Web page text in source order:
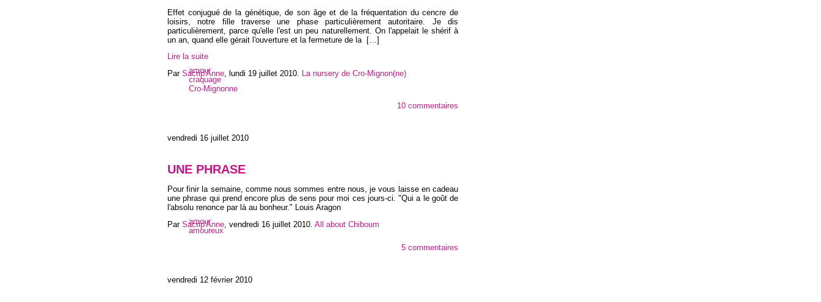
Effet conjugué de la génétique, de son âge et de la fréquentation du cencre de
loisirs, notre fille traverse une phase particulièrement autoritaire. Je dis
particulièrement, parce qu'elle l'est un peu naturellement. On l'appelait le shérif à
un an, quand elle gérait l'ouverture et la fermeture de la […]
Lire la suite
Par Sacrip'Anne, lundi 19 juillet 2010. La nursery de Cro-Mignon(ne)
amour
craquage
Cro-Mignonne
10 commentaires
vendredi 16 juillet 2010
UNE PHRASE
Pour finir la semaine, comme nous sommes entre nous, je vous laisse en cadeau
une phrase qui prend encore plus de sens pour moi ces jours-ci. "Qui a le goût de
l'absolu renonce par là au bonheur." Louis Aragon
Par Sacrip'Anne, vendredi 16 juillet 2010. All about Chiboum
amour
amoureux
5 commentaires
vendredi 12 février 2010